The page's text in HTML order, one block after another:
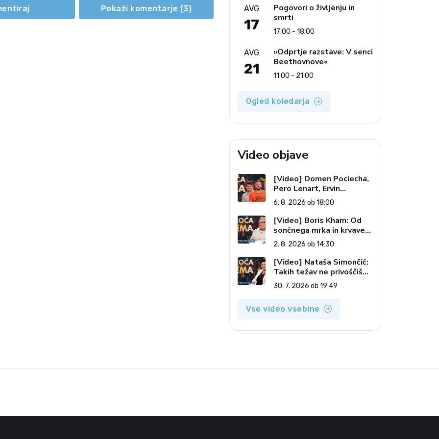
Pokaži komentarje (3) AVG
17
Pogovori o življenju in
smrti
17:00 - 18:00
AVG
21
»Odprtje razstave: V senci
Beethovnove«
11:00 - 21:00
Ogled koledarja
Video objave
[Video] Domen Pociecha,
Pero Lenart, Ervin
Kostanjšek: Šport
specialcev (Vroča tema, 6.
8. 2026)
6. 8. 2026 ob 18:00
[Video] Boris Kham: Od
sončnega mrka in krvave
lune do slovenskih
pečatov v vesolju (Vroča
tema, 2. 8. 2026)
2. 8. 2026 ob 14:30
[Video] Nataša Simončič:
Takih težav ne privoščiš
nikomur (Vroča tema, 30.
7. 2026)
30. 7. 2026 ob 19:49
Vse video vsebine